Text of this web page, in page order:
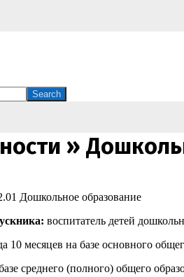
»
Дошкольное образование
воспитатель детей
10 месяцев на базе основного
среднего (полного) общего